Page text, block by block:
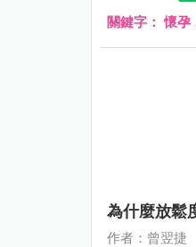
關鍵字：懷孕
為什麼放鬆
作者：曾翌捷